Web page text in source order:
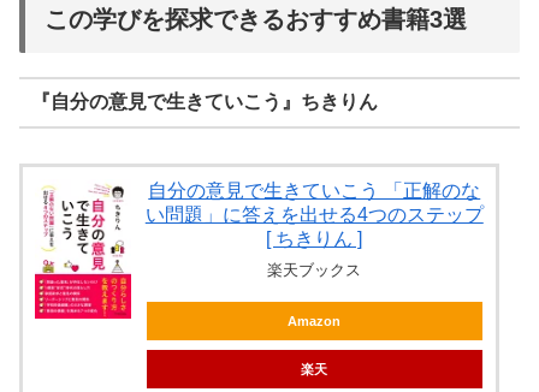
この学びを探求できるおすすめ書籍3選
『自分の意見で生きていこう』ちきりん
自分の意見で生きていこう 「正解のな
い問題」に答えを出せる4つのステップ
[ ちきりん ]
楽天ブックス
Amazon
楽天